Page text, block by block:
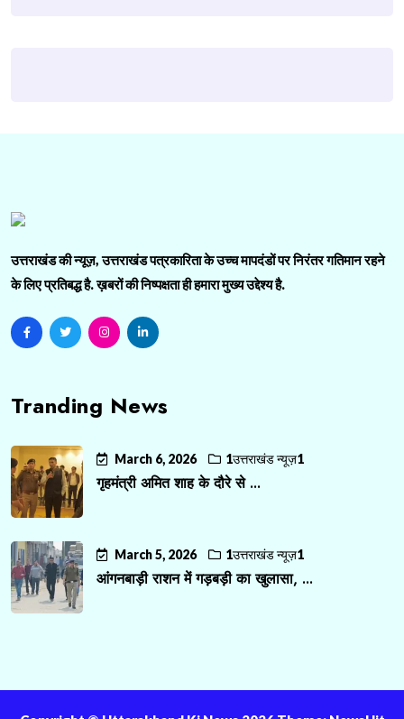
उत्तराखंड की न्यूज़, उत्तराखंड पत्रकारिता के उच्च मापदंडों पर निरंतर गतिमान रहने
के लिए प्रतिबद्ध है. ख़बरों की निष्पक्षता ही हमारा मुख्य उद्देश्य है.
Tranding News
March 6, 2026 1उत्तराखंड न्यूज़1
गृहमंत्री अमित शाह के दौरे से ...
March 5, 2026 1उत्तराखंड न्यूज़1
आंगनबाड़ी राशन में गड़बड़ी का खुलासा, ...